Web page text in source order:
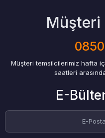
Müşteri
Müşteri temsilcilerimiz hafta
saatleri
E-